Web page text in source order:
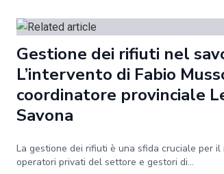
Gestione dei rifiuti nel
L’intervento di Fabio
coordinatore provinciale
Savona
La gestione dei rifiuti è una sfida cruciale per il
operatori privati del settore e gestori di...